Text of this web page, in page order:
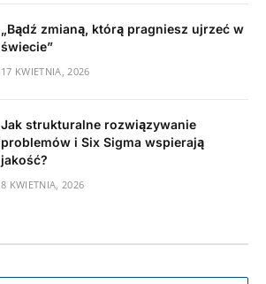
„Bądź zmianą, którą pragniesz ujrzeć w
świecie”
17 KWIETNIA, 2026
Jak strukturalne rozwiązywanie
problemów i Six Sigma wspierają
jakość?
8 KWIETNIA, 2026